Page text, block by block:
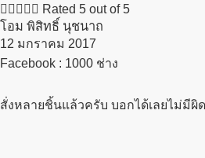
     Rated 5 out of 5
โอม พิสิทธิ์ นุชนาถ
12 มกราคม 2017​
Facebook : 1000 ช่าง
สั่งหลายชิ้นแล้วครับ บอกได้เลยไม่มีผิ